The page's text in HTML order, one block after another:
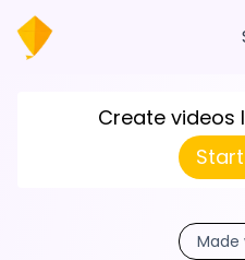
Create videos
Made